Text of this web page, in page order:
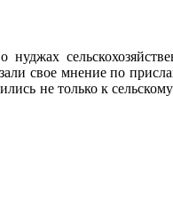
свое мнение по
не только к